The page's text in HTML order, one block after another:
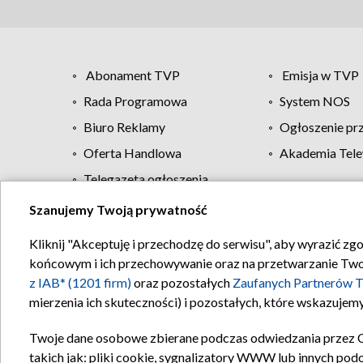
Abonament TVP
Emisja w TVP
Rada Programowa
System NOS
Biuro Reklamy
Ogłoszenie
Oferta Handlowa
Akademia
Telegazeta ogłoszenia
Regulamin TVP
Szanujemy Twoją prywatność
Kliknij "Akceptuję i przechodzę do serwisu", aby wyrazić
końcowym i ich przechowywanie oraz na przetwarzanie
z IAB* (1201 firm)oraz pozostałych Zaufanych Partnerów
mierzenia ich skuteczności) i pozostałych, które
Twoje dane osobowe zbierane podczas odwiedzania przez
takich jak: pliki cookie, sygnalizatory WWW lub innych